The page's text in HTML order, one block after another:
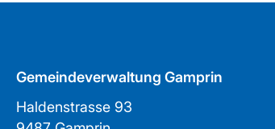
Gemeindeverwaltung Gamprin
Haldenstrasse 93